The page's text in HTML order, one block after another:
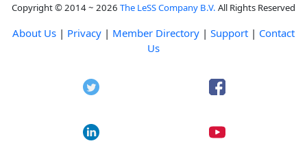
Copyright © 2014 ~ 2026 The LeSS Company B.V. All Rights Reserved
About Us | Privacy | Member Directory | Support | Contact
Us